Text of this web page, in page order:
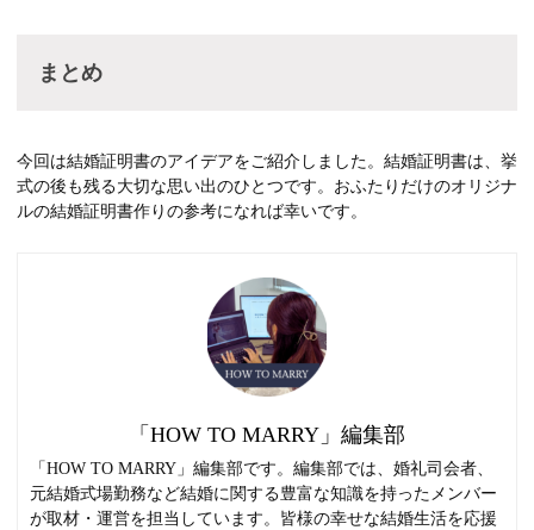
まとめ
今回は結婚証明書のアイデアをご紹介しました。結婚証明書は、挙
式の後も残る大切な思い出のひとつです。おふたりだけのオリジナ
ルの結婚証明書作りの参考になれば幸いです。
「HOW TO MARRY」編集部
「HOW TO MARRY」編集部です。編集部では、婚礼司会者、
元結婚式場勤務など結婚に関する豊富な知識を持ったメンバー
が取材・運営を担当しています。皆様の幸せな結婚生活を応援